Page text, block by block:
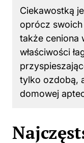
Ciekawostką
oprócz
także ceniona
właściwości
tylko ozdobą,
domowej